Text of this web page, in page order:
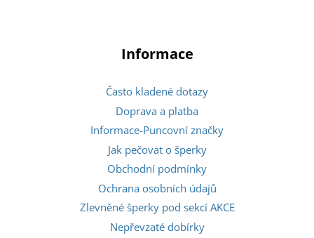
Informace
Často kladené dotazy
Doprava a platba
Informace-Puncovní značky
Jak pečovat o šperky
Obchodní podmínky
Ochrana osobních údajů
Zlevněné šperky pod sekcí AKCE
Nepřevzaté dobírky